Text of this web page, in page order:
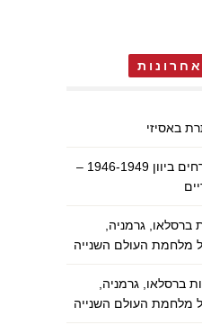
באסיזי
מלחמת האזרחים ביוון 1946-1949 –
ברסלאו, גרמניה,
מלחמת העולם השנייה
ברסלאו, גרמניה,
מלחמת העולם השנייה